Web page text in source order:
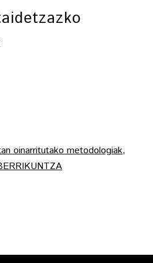
oinarritutako metodologiak,